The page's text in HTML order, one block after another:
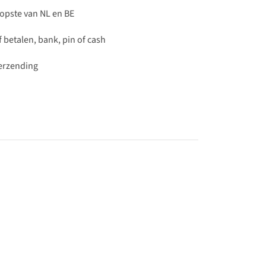
van NL en BE
betalen, bank, pin of cash